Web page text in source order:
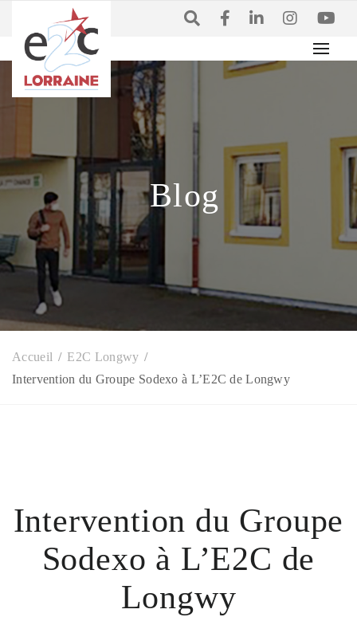
Accueil
E2C Longwy
Intervention du Groupe Sodexo à L’E2C de Longwy
Blog
Intervention du Groupe
Sodexo à L’E2C de
Longwy